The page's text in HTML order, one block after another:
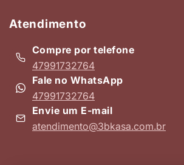
Atendimento
Compre por telefone
47991732764
Fale no WhatsApp
47991732764
Envie um E-mail
atendimento@3bkasa.com.br